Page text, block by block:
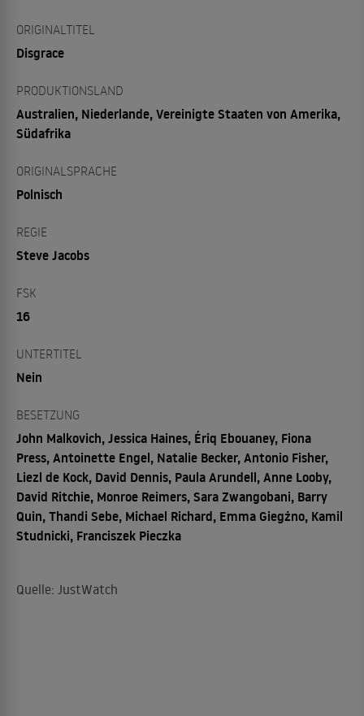
ORIGINALTITEL
Disgrace
PRODUKTIONSLAND
Australien, Niederlande, Vereinigte Staaten von Amerika,
Südafrika
ORIGINALSPRACHE
Polnisch
REGIE
Steve Jacobs
FSK
16
UNTERTITEL
Nein
BESETZUNG
John Malkovich, Jessica Haines, Ériq Ebouaney, Fiona
Press, Antoinette Engel, Natalie Becker, Antonio Fisher,
Liezl de Kock, David Dennis, Paula Arundell, Anne Looby,
David Ritchie, Monroe Reimers, Sara Zwangobani, Barry
Quin, Thandi Sebe, Michael Richard, Emma Giegżno, Kamil
Studnicki, Franciszek Pieczka
Quelle: JustWatch